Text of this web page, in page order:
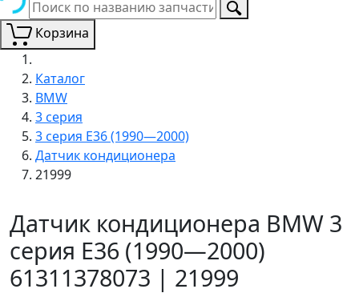
Корзина
Каталог
BMW
3 серия
3 серия E36 (1990—2000)
Датчик кондиционера
21999
Датчик кондиционера BMW 3
серия E36 (1990—2000)
61311378073 | 21999